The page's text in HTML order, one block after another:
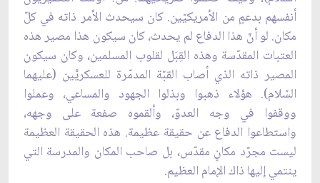
أنفسهم بدعمٍ من الأمريكيّين. كان سيحدث الأمر ذاته في كلّ
مكان. لو أنّ هذا الدفاع لم يحدث، كان سيكون هذا مصير هذه
العتبات المقدّسة وهذه القِبَل لقلوب المسلمين، وكان سيكون
المصير ذاته الذي أصاب القبّة المدمّرة للعسكريَّين (عليهما
السّلام). هؤلاء ذهبوا وبذلوا الجهود والمساعي، وعملوا
ووقفوا في وجه العدوّ، وألقموه صفعة على وجهه،
واستطاعوا الدفاع عن حقيقة عظيمة. هذه الحقيقة العظيمة
ليست مجرّد مكانٍ مقدّس، بل صاحب المكان والمدرسة التي
ينتمي إليها ذاك الإمام العظيم.